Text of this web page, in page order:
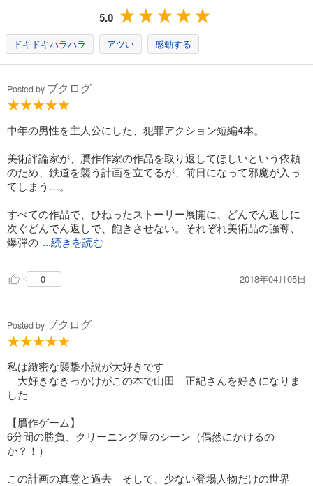
5.0
ドキドキハラハラ アツい 感動する
Posted by ブクログ
中年の男性を主人公にした、犯罪アクション短編4本。
美術評論家が、贋作作家の作品を取り返してほしいという依頼
のため、鉄道を襲う計画を立てるが、前日になって邪魔が入っ
てしまう…。
すべての作品で、ひねったストーリー展開に、どんでん返しに
次ぐどんでん返しで、飽きさせない。それぞれ美術品の強奪、
爆弾の ...続きを読む
0 2018年04月05日
Posted by ブクログ
私は緻密な襲撃小説が大好きです
大好きなきっかけがこの本で山田 正紀さんを好きになりま
した
【贋作ゲーム】
6分間の勝負、クリーニング屋のシーン（偶然にかけるの
か？！）
この計画の真意と過去 そして、少ない登場人物だけの世界